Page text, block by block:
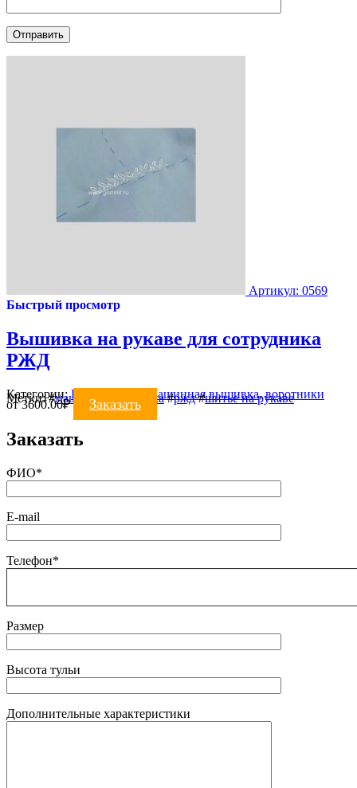
Артикул: 0569
Быстрый просмотр
Вышивка на рукаве для сотрудника
РЖД
Категории: ВЫШИВКА Машинная вышивка,воротники
Метки:#машинная вышивка#ржд#шитье на рукаве
от3600.00₽ Заказать
Заказать
ФИО*
E-mail
Телефон*
Размер
Высота тульи
Дополнительные характеристики